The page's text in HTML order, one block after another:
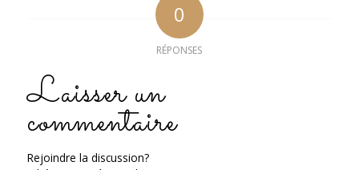
0
RÉPONSES
Laisser un
commentaire
Rejoindre la discussion?